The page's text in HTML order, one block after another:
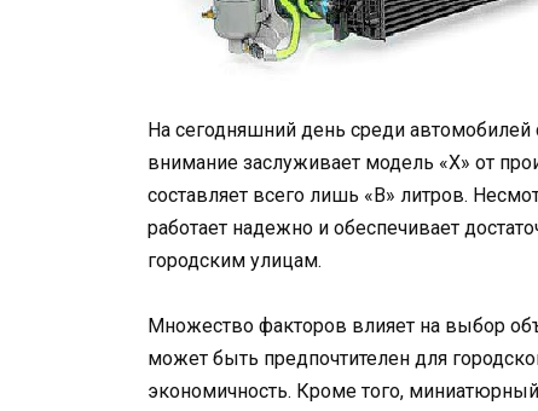
На сегодняшний день среди
внимание заслуживает модель «X» от
составляет всего лишь «B» литров.
работает надежно и обеспечивает
городским улицам.
Множество факторов влияет на выбор
может быть предпочтителен для
экономичность. Кроме того,